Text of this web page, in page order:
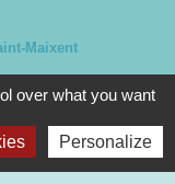
Maixent
- FRANCE
over what you want
Personalize